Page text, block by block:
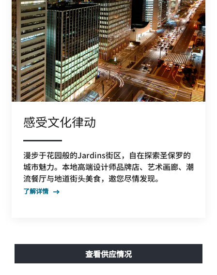
查看供应情况
感受文化律动
漫步于花园般的Jardins街区，自在探索圣保罗的
城市魅力。本地高端设计师品牌店、艺术画廊、潮
流餐厅与地道街头美食，邀您尽情发现。
了解详情